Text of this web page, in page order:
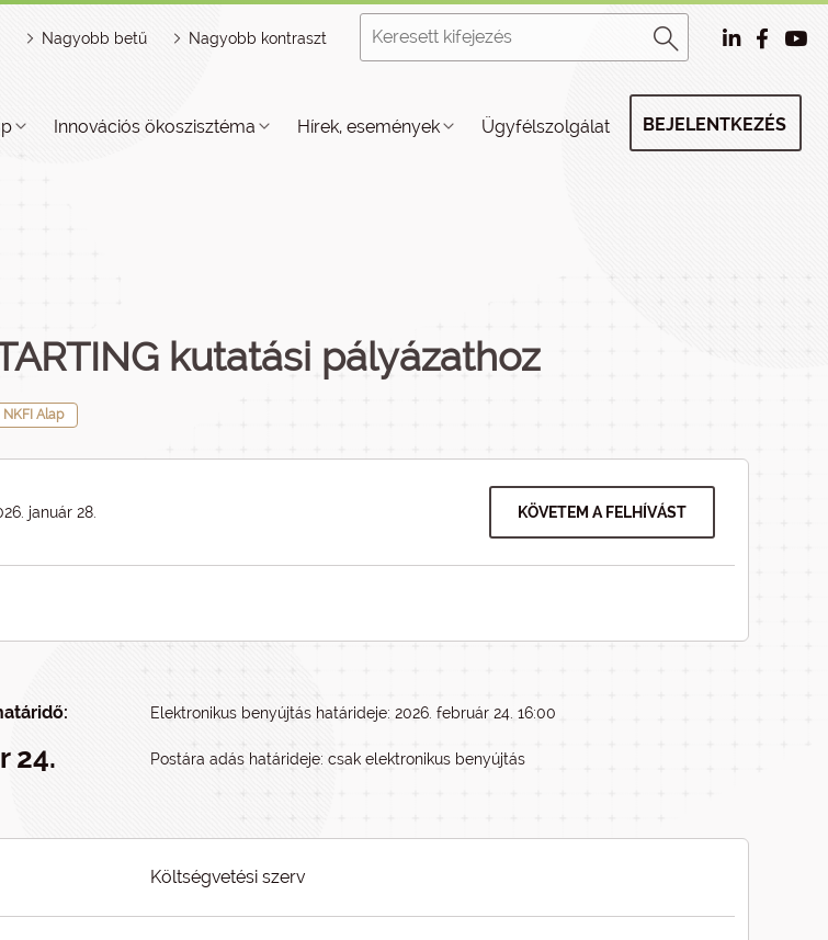
Nagyobb betű Nagyobb kontraszt
Innovációs ökoszisztéma Hírek, események Ügyfélszolgálat BEJELENTKEZÉS
kutatási pályázathoz
NKFI Alap
január 28. KÖVETEM A FELHÍVÁST
Elektronikus benyújtás határideje: 2026. február 24. 16:00
24. Postára adás határideje: csak elektronikus benyújtás
Költségvetési szerv